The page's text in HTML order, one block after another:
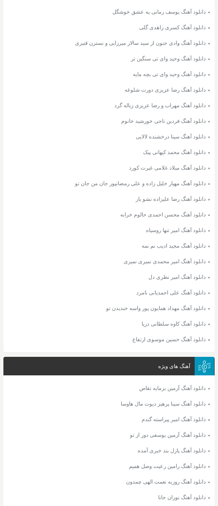
دانلود آهنگ یوسف زمانی یه عشق خوشگل
دانلود آهنگ کسری زاهدی گلی
دانلود آهنگ وادی جنون از سید سالار میرزایی و نسترن قنبری
دانلود آهنگ وحید وای تی سنگین تر
دانلود آهنگ وحید وای تی بچه مایه
دانلود آهنگ رضا عزیزی دورت شلوغه
دانلود آهنگ مهراب و رضا عزیزی زباله گرد
دانلود آهنگ فردین ناجی خورشید خانوم
دانلود آهنگ سینا درخشنده لالایی
دانلود آهنگ محمد کیهانی پیک
دانلود آهنگ میلاد غلامی غیرت کورد
دانلود آهنگ مهیار خلیل زاده و علی رمضانپور جان من جان تو
دانلود آهنگ رضا علیزاده نشو یار
دانلود آهنگ محسن احمدی حالوم خرابه
دانلود آهنگ امیر تنها روسیاه
دانلود آهنگ مجید ادیب نم نمه
دانلود آهنگ امیر محمدی نمیری نمیری
دانلود آهنگ امیر نظری دل
دانلود آهنگ علی احمدیانی نامرد
دانلود آهنگ مهداد همایون پور واسه خندیدن تو
دانلود آهنگ کاوه سلطانی دریا
دانلود آهنگ حسین موسوی ارتفاع
آهنگ های ویژه
دانلود آهنگ آرمین برمایه تقاص
دانلود آهنگ سینا پرهیز دیوت مال هاوسا
دانلود آهنگ امیر پیراسته گندم
دانلود آهنگ آرمین یوسفی دور از تو
دانلود آهنگ پازل بند خبری آمده
دانلود آهنگ رامین رعیت وصل همیم
دانلود آهنگ روزبه نعمت الهی چمدون
دانلود آهنگ نوران جانا